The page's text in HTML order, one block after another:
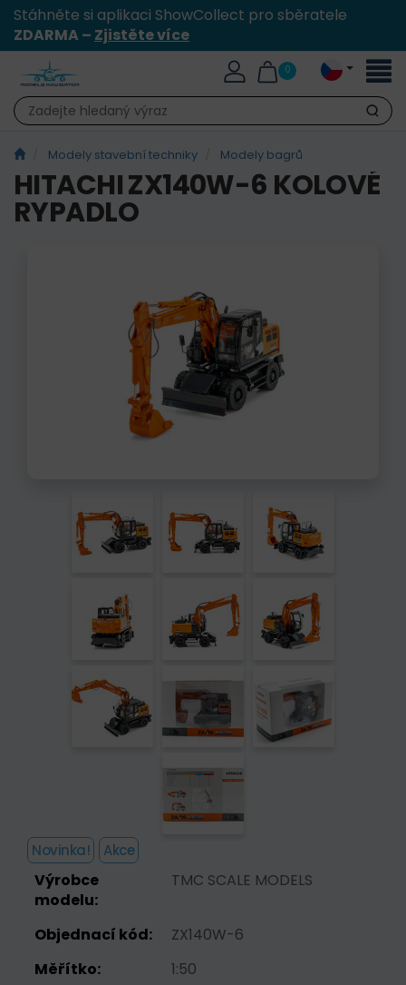
Stáhněte si aplikaci ShowCollect pro sběratele
ZDARMA – Zjistěte více
0
Hledat
Modely stavební techniky Modely bagrů
HITACHI ZX140W-6 KOLOVÉ
RYPADLO
Novinka! Akce
Výrobce
modelu:
TMC SCALE MODELS
Objednací kód:
ZX140W-6
Měřítko:
1:50